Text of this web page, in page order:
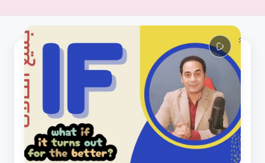
هو
لة